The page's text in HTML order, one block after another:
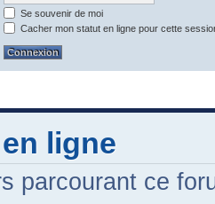
Se souvenir de moi
Cacher mon statut en ligne pour cette
ligne
parcourant ce